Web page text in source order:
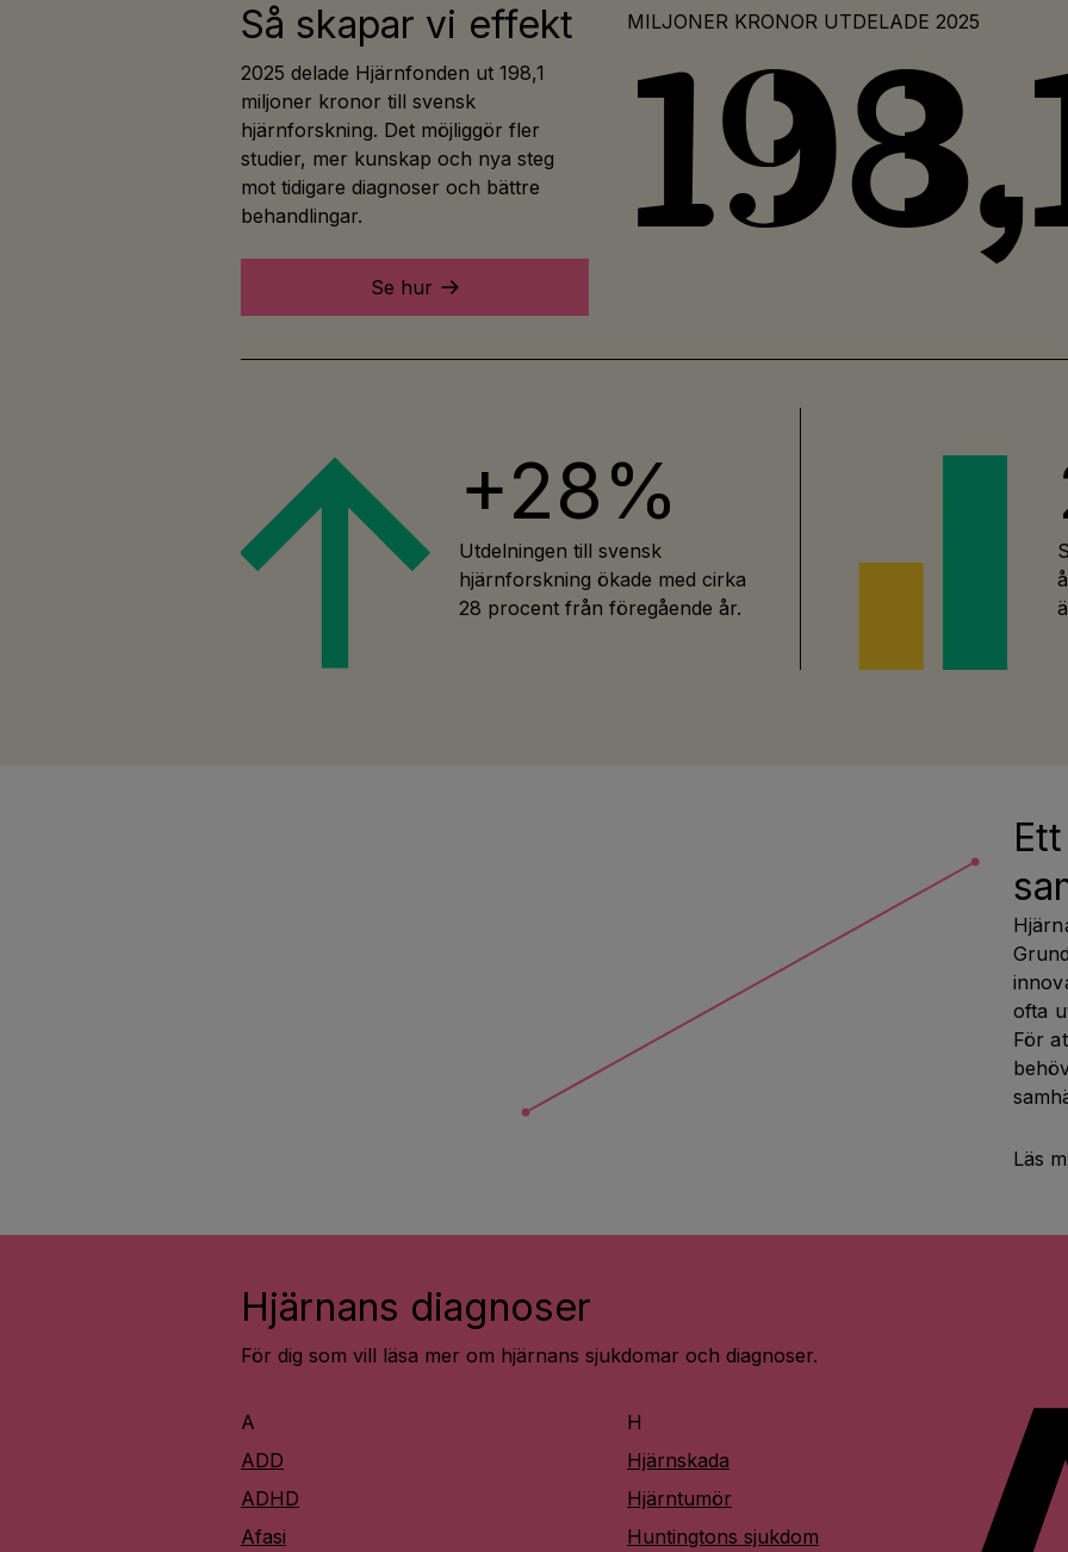
Så skapar vi effekt
2025 delade Hjärnfonden ut 198,1
miljoner kronor till svensk
hjärnforskning. Det möjliggör fler
studier, mer kunskap och nya steg
mot tidigare diagnoser och bättre
behandlingar.
Se hur
MILJONER KRONOR UTDELADE 2025
+28%
Utdelningen till svensk
hjärnforskning ökade med cirka
28 procent från föregående år.
ofta
För
Läs
Hjärnans diagnoser
För dig som vill läsa mer om hjärnans sjukdomar och diagnoser.
A
ADD
ADHD
Afasi
H
Hjärnskada
Hjärntumör
Huntingtons sjukdom